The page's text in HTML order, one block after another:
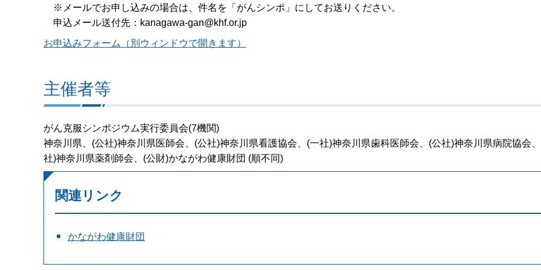
※メールでお申し込みの場合は、件名を「がんシンポ」にしてお送りください。
申込メール送付先：kanagawa-gan@khf.or.jp
お申込みフォーム（別ウィンドウで開きます）
主催者等
がん克服シンポジウム実行委員会(7機関)
神奈川県、(公社)神奈川県医師会、(公社)神奈川県看護協会、(一社)神奈川県歯科医師会、(公社)神奈川県病院協会
社)神奈川県薬剤師会、(公財)かながわ健康財団 (順不同)
関連リンク
かながわ健康財団